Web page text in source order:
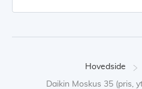
Hovedside
Daikin Moskus 35 (pris,